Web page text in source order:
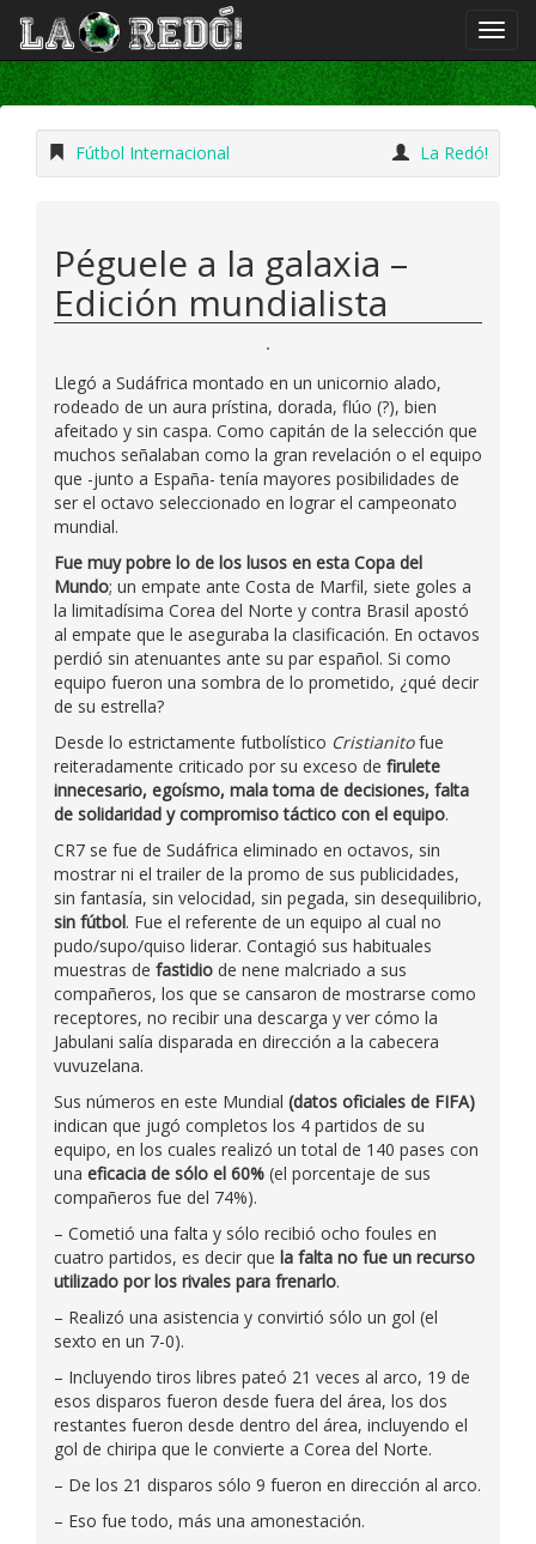
Fútbol Internacional La Redó!
Péguele a la galaxia –
Edición mundialista
Llegó a Sudáfrica montado en un unicornio alado,
rodeado de un aura prístina, dorada, flúo (?), bien
afeitado y sin caspa. Como capitán de la selección que
muchos señalaban como la gran revelación o el equipo
que -junto a España- tenía mayores posibilidades de
ser el octavo seleccionado en lograr el campeonato
mundial.
Fue muy pobre lo de los lusos en esta Copa del
Mundo; un empate ante Costa de Marfil, siete goles a
la limitadísima Corea del Norte y contra Brasil apostó
al empate que le aseguraba la clasificación. En octavos
perdió sin atenuantes ante su par español. Si como
equipo fueron una sombra de lo prometido, ¿qué decir
de su estrella?
Desde lo estrictamente futbolístico Cristianitofue
reiteradamente criticado por su exceso de firulete
innecesario, egoísmo, mala toma de decisiones, falta
de solidaridad y compromiso táctico con el equipo.
CR7 se fue de Sudáfrica eliminado en octavos, sin
mostrar ni el trailer de la promo de sus publicidades,
sin fantasía, sin velocidad, sin pegada, sin desequilibrio,
sin fútbol. Fue el referente de un equipo al cual no
pudo/supo/quiso liderar. Contagió sus habituales
muestras de fastidio de nene malcriado a sus
compañeros, los que se cansaron de mostrarse como
receptores, no recibir una descarga y ver cómo la
Jabulani salía disparada en dirección a la cabecera
vuvuzelana.
Sus números en este Mundial (datos oficiales de FIFA)
indican que jugó completos los 4 partidos de su
equipo, en los cuales realizó un total de 140 pases con
una eficacia de sólo el 60% (el porcentaje de sus
compañeros fue del 74%).
– Cometió una falta y sólo recibió ocho foules en
cuatro partidos, es decir que la falta no fue un recurso
utilizado por los rivales para frenarlo.
– Realizó una asistencia y convirtió sólo un gol (el
sexto en un 7-0).
– Incluyendo tiros libres pateó 21 veces al arco, 19 de
esos disparos fueron desde fuera del área, los dos
restantes fueron desde dentro del área, incluyendo el
gol de chiripa que le convierte a Corea del Norte.
– De los 21 disparos sólo 9 fueron en dirección al arco.
– Eso fue todo, más una amonestación.